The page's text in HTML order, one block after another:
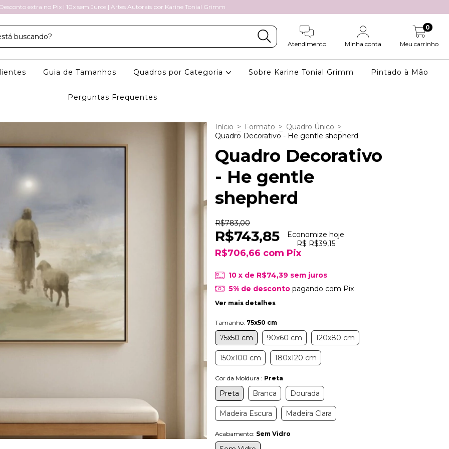
extra no Pix | 10x sem Juros | Artes Autorais por Karine Tonial Grimm
Atendimento Minha conta Meu carrinho
0
Guia de Tamanhos Quadros por Categoria Sobre Karine Tonial Grimm Pintado à Mão
Perguntas Frequentes
Início > Formato > Quadro Único >
Quadro Decorativo - He gentle shepherd
Quadro Decorativo
- He gentle
shepherd
R$783,00
R$743,85
Economize hoje
R$ R$39,15
R$706,66 com Pix
10 x de R$74,39 sem juros
5% de descontopagando com Pix
Ver mais detalhes
Tamanho: 75x50 cm
75x50 cm 90x60 cm 120x80 cm
150x100 cm 180x120 cm
Cor da Moldura : Preta
Preta Branca Dourada
Madeira Escura Madeira Clara
Acabamento: Sem Vidro